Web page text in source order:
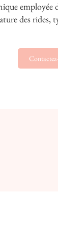
employée
des rides,